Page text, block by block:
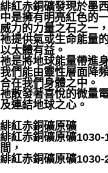
緋紅赤銅礦發現於墨
中是擁有明亮紅色的
威力的力量之石之一
祂提供氣或生命能量
以太體有益。
祂是將地球能量帶進
我們能由靈性層面降
合在我們身體之中。
祂散發著喜悅的微量
及連結地球之心。
緋紅赤銅礦原礦
緋紅赤銅礦原礦
間，
緋紅赤銅礦原礦